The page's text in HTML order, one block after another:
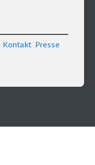
Kontakt Presse